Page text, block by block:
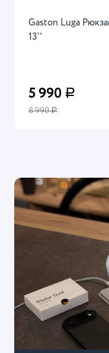
Gaston Luga
13''
5 990 Р
8 990Р